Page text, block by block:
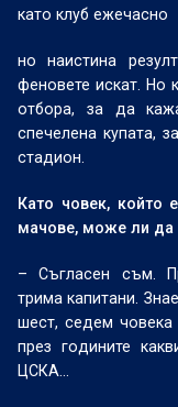
като клуб ежечасно
но наистина
феновете искат. Но
отбора, за да
спечелена купата,
стадион.
Като човек, който
мачове, може ли да
– Съгласен съм.
трима капитани.
шест, седем
през годините
ЦСКА…